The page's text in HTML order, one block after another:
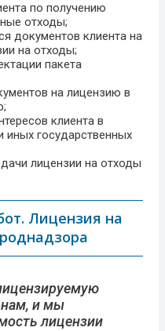
по получению
отходы;
документов клиента на
на отходы;
пакета
на лицензию в
клиента в
государственных
лицензии на отходы
Лицензия на
нам, и мы
лицензии